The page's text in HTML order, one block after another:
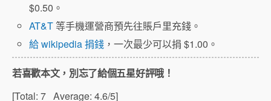
$0.50。
AT&T 等手機運營商預先往賬戶里充錢。
給 wikipedia 捐錢 ，一次最少可以捐 $1.00。
若喜歡本文，別忘了給個五星好評哦！
[Total: 7 Average: 4.6/5]